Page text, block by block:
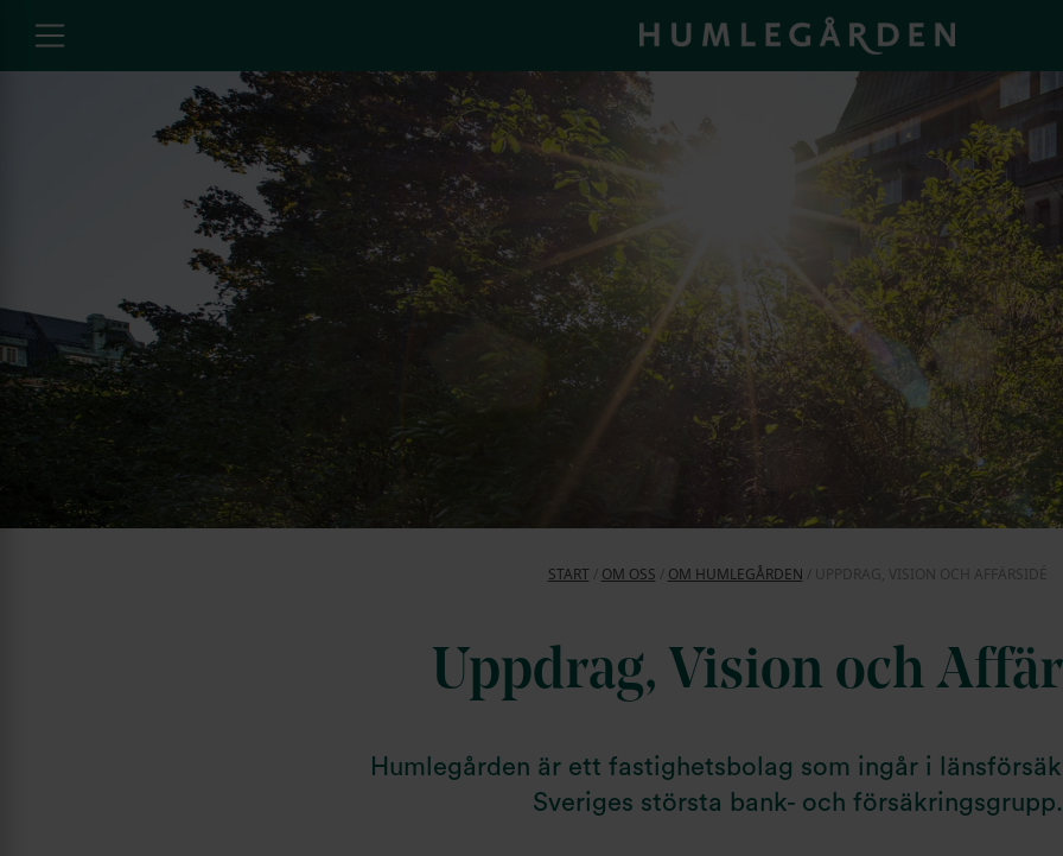
START/ OM OSS OM HUMLEGÅRDEN UPPDRAG, VISION OCH AFFÄRSIDÉ
Uppdrag, Vision och
Humlegården är ett fastighetsbolag som ingår i
Sveriges största bank- och försäkringsgrupp.